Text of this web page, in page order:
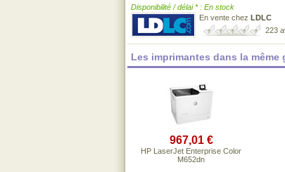
Disponibilité / délai * : En stock
En vente chez LDLC
223
Les imprimantes dans la même
967,01 €
HP LaserJet Enterprise Color
M652dn